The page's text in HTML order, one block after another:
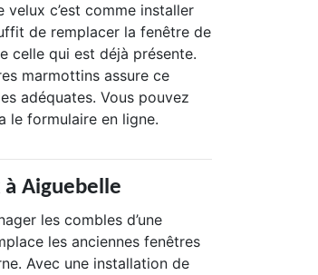
c’est comme installer
de remplacer la fenêtre de
celle qui est déjà présente.
marmottins assure ce
adéquates. Vous pouvez
le formulaire en ligne.
Aiguebelle
les combles d’une
les anciennes fenêtres
Avec une installation de